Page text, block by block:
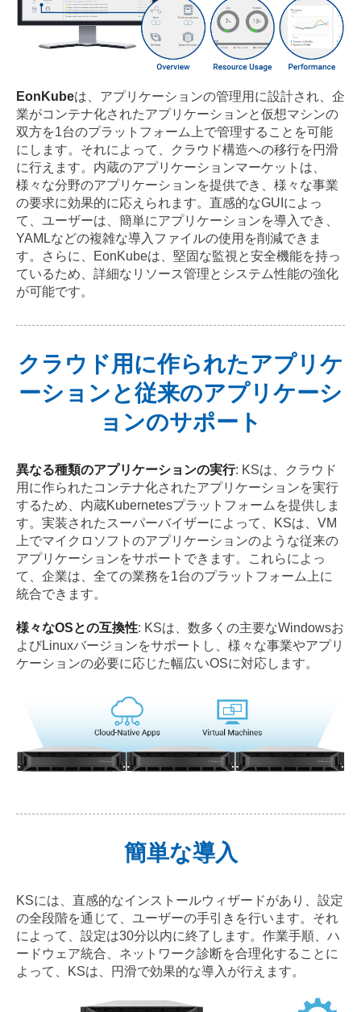
EonKubeは、アプリケーションの管理用に設計され、企
業がコンテナ化されたアプリケーションと仮想マシンの
双方を1台のプラットフォーム上で管理することを可能
にします。それによって、クラウド構造への移行を円滑
に行えます。内蔵のアプリケーションマーケットは、
様々な分野のアプリケーションを提供でき、様々な事業
の要求に効果的に応えられます。直感的なGUIによっ
て、ユーザーは、簡単にアプリケーションを導入でき、
YAMLなどの複雑な導入ファイルの使用を削減できま
す。さらに、EonKubeは、堅固な監視と安全機能を持っ
ているため、詳細なリソース管理とシステム性能の強化
が可能です。
クラウド用に作られたアプリケ
ーションと従来のアプリケーシ
ョンのサポート
異なる種類のアプリケーションの実行: KSは、クラウド
用に作られたコンテナ化されたアプリケーションを実行
するため、内蔵Kubernetesプラットフォームを提供しま
す。実装されたスーパーバイザーによって、KSは、VM
上でマイクロソフトのアプリケーションのような従来の
アプリケーションをサポートできます。これらによっ
て、企業は、全ての業務を1台のプラットフォーム上に
統合できます。
様々なOSとの互換性: KSは、数多くの主要なWindowsお
よびLinuxバージョンをサポートし、様々な事業やアプリ
ケーションの必要に応じた幅広いOSに対応します。
簡単な導入
KSには、直感的なインストールウィザードがあり、設定
の全段階を通じて、ユーザーの手引きを行います。それ
によって、設定は30分以内に終了します。作業手順、ハ
ードウェア統合、ネットワーク診断を合理化することに
よって、KSは、円滑で効果的な導入が行えます。